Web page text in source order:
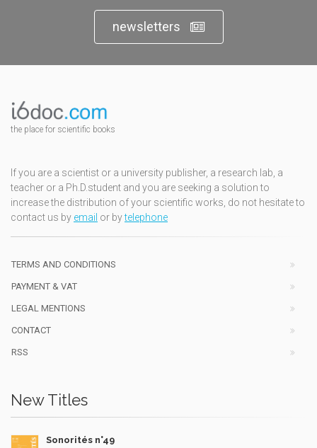
newsletters
the place for scientific books
If you are a scientist or a university publisher, a research lab, a
teacher or a Ph.D.student and you are seeking a solution to
increase the distribution of your scientific works, do not hesitate to
contact us by email or bytelephone
TERMS AND CONDITIONS
PAYMENT & VAT
LEGAL MENTIONS
CONTACT
RSS
New Titles
Sonorités n°49